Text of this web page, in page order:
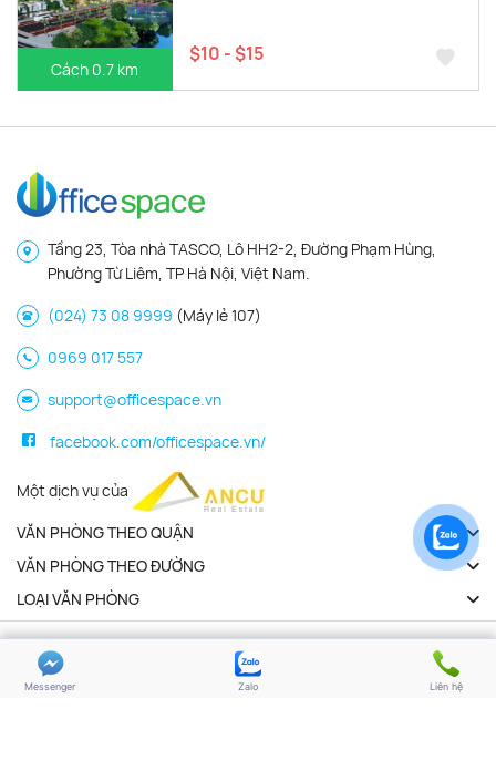
Cách 0.7 km
$10 - $15
Tầng 23, Tòa nhà TASCO, Lô HH2-2, Đường Phạm Hùng,
Phường Từ Liêm, TP Hà Nội, Việt Nam.
(024) 73 08 9999 (Máy lẻ 107)
0969 017 557
support@officespace.vn
facebook.com/officespace.vn/
Một dịch vụ của
VĂN PHÒNG THEO QUẬN
VĂN PHÒNG THEO ĐƯỜNG
LOẠI VĂN PHÒNG
Copyright 2026 | Officespace.vn. All Rights Reserved
Chính sách bảo mật
Điều khoản sử dụng
Messenger Zalo Liên hệ